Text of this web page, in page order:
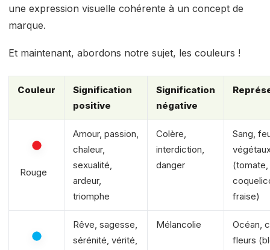
une expression visuelle cohérente à un concept de
marque.
Et maintenant, abordons notre sujet, les couleurs !
Couleur
Signification
positive
Signification
négative
Rouge
Amour, passion,
chaleur,
sexualité,
ardeur,
triomphe
Colère,
interdiction,
danger
Sang,
(tomate,
fraise)
Rêve, sagesse,
sérénité, vérité,
Mélancolie
Océan,
fleurs